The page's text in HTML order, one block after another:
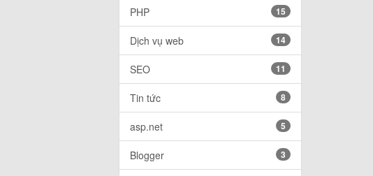
PHP 15
Dịch vụ web 14
SEO 11
Tin tức 8
asp.net 5
Blogger 3